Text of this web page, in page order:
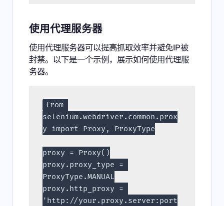
使用代理服务器
使用代理服务器可以提高抓取效率并避免IP被
封禁。以下是一个示例，展示如何使用代理服
务器。
from
selenium.webdriver.common.prox
y import Proxy, ProxyType
proxy = Proxy()
proxy.proxy_type =
ProxyType.MANUAL
proxy.http_proxy =
'http://your.proxy.server:port